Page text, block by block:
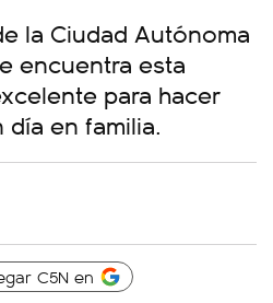
la Ciudad Autónoma
encuentra esta
para hacer
en familia.
C5N en